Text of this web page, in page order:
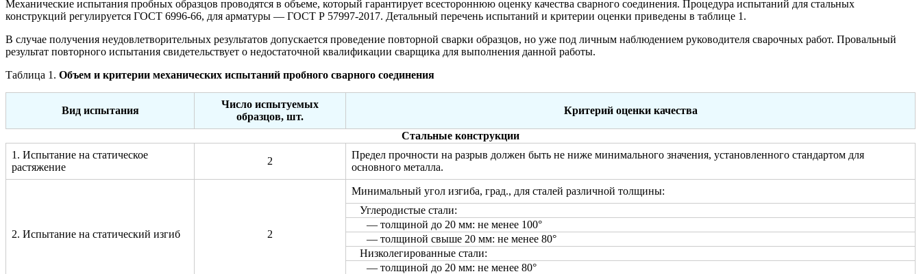
Механические испытания пробных образцов проводятся в объеме, который гарантирует всестороннюю оценку качества сварного соединения. Процедура испытаний для стальных
конструкций регулируется ГОСТ 6996-66, для арматуры — ГОСТ Р 57997-2017. Детальный перечень испытаний и критерии оценки приведены в таблице 1.
В случае получения неудовлетворительных результатов допускается проведение повторной сварки образцов, но уже под личным наблюдением руководителя сварочных работ. Провальный
результат повторного испытания свидетельствует о недостаточной квалификации сварщика для выполнения данной работы.
Таблица 1. Объем и критерии механических испытаний пробного сварного соединения
Вид испытания
Число испытуемых
образцов, шт.
Критерий оценки качества
Стальные конструкции
1. Испытание на статическое
растяжение
2
Предел прочности на разрыв должен быть не ниже минимального значения, установленного стандартом для
основного металла.
2. Испытание на статический изгиб 2
Минимальный угол изгиба, град., для сталей различной толщины:
Углеродистые стали:
— толщиной до 20 мм: не менее 100°
— толщиной свыше 20 мм: не менее 80°
Низколегированные стали:
— толщиной до 20 мм: не менее 80°